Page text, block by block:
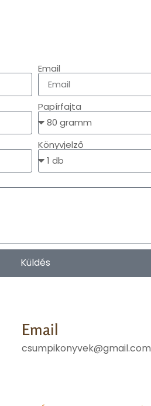
Email
Papírfajta
Könyvjelző
Küldés
Email
csumpikonyvek@gmail.com